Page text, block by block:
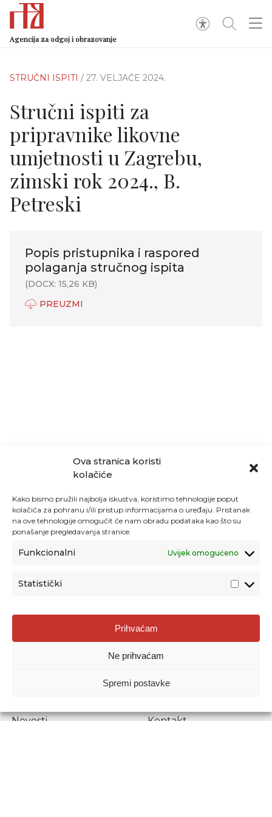
Ova stranica koristi
kolačiće
Kako bismo pružili najbolja iskustva, koristimo tehnologije poput
kolačića za pohranu i/ili pristup informacijama o uređaju. Pristanak
na ove tehnologije omogućit će nam obradu podataka kao što su
ponašanje pregledavanja stranice.
Funkcionalni Uvijek omogućeno
Statistički
Prihvaćam
Ne prihvaćam
Spremi postavke
Agencija za odgoj i obrazovanje
STRUČNI ISPITI / 27. VELJAČE 2024.
Stručni ispiti za
pripravnike likovne
umjetnosti u Zagrebu,
zimski rok 2024., B.
Petreski
Popis pristupnika i raspored
polaganja stručnog ispita
(DOCX: 15,26 KB)
PREUZMI
Agencija za odgoj i obrazovanje
Donje Svetice 38, 10000 Zagreb
1778129
Prenošenje sadržaja dopušteno je uz navođenje izvora.
Novosti
Kontakt